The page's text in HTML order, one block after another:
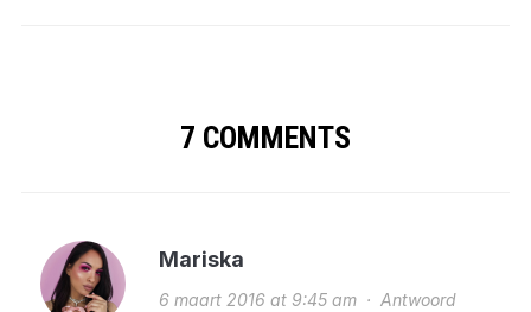
7 COMMENTS
Mariska
6 maart 2016 at 9:45 am· Antwoord